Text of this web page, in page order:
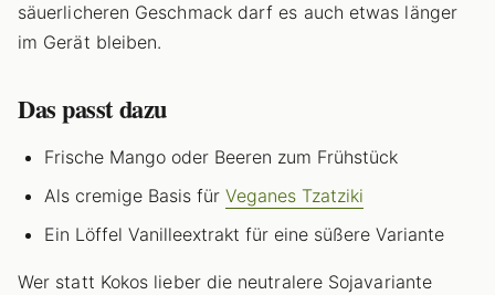
säuerlicheren Geschmack darf es auch etwas länger
im Gerät bleiben.
Das passt dazu
Frische Mango oder Beeren zum Frühstück
Als cremige Basis für Veganes Tzatziki
Ein Löffel Vanilleextrakt für eine süßere Variante
Wer statt Kokos lieber die neutralere Sojavariante